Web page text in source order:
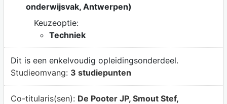
onderwijsvak, Antwerpen)
Keuzeoptie:
Techniek
Dit is een enkelvoudig opleidingsonderdeel.
Studieomvang: 3 studiepunten
Co-titularis(sen): De Pooter JP, Smout Stef,